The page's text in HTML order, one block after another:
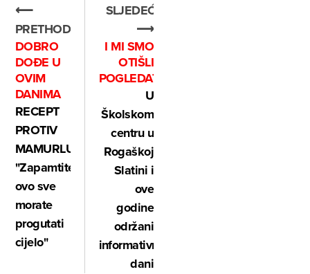
⟵
PRETHODNO
DOBRO
DOĐE U
OVIM
DANIMA
RECEPT
PROTIV
MAMURLUKA:
"Zapamtite,
ovo sve
morate
progutati
cijelo"
SLJEDEĆE
⟶
I MI SMO
OTIŠLI
POGLEDATI
U
Školskom
centru u
Rogaškoj
Slatini i
ove
godine
održani
informativni
dani